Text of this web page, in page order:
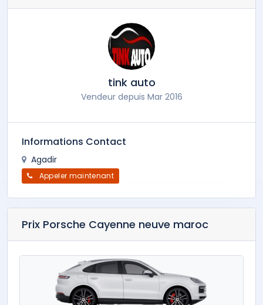
tink auto
Vendeur depuis Mar 2016
Informations Contact
Agadir
Appeler maintenant
Prix Porsche Cayenne neuve maroc